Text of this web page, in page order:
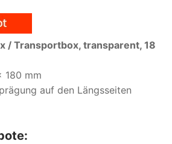
/ Transportbox, transparent, 18
180 mm
auf den Längsseiten